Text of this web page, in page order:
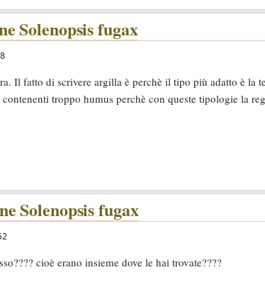
Solenopsis fugax
Il fatto di scrivere argilla è perchè il tipo più adatto è la
troppo humus perchè con queste tipologie la
Solenopsis fugax
cioè erano insieme dove le hai trovate????